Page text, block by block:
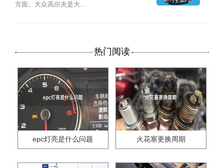
方面。大众高尔夫是大...
热门阅读
epc灯亮是什么问题 火花塞更换周期